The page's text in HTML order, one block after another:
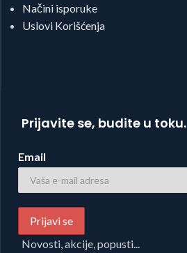
Načini isporuke
Uslovi Korišćenja
Prijavite se, budite u toku.
Email
Novosti, akcije, popusti...